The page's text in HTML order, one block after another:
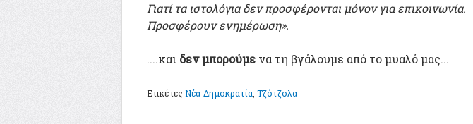
Γιατί τα ιστολόγια δεν προσφέρονται μόνον για επικοινωνία.
Προσφέρουν ενημέρωση».
....και δεν μπορούμε να τη βγάλουμε από το μυαλό μας...
ΕτικέτεςΝέα Δημοκρατία ,Τζότζολα